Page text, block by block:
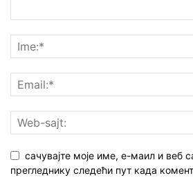
сачувајте моје име, е-маил и веб
прегледнику следећи пут када